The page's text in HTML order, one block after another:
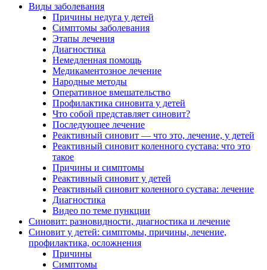
Виды заболевания
Причины недуга у детей
Симптомы заболевания
Этапы лечения
Диагностика
Немедленная помощь
Медикаментозное лечение
Народные методы
Оперативное вмешательство
Профилактика синовита у детей
Что собой представляет синовит?
Последующее лечение
Реактивный синовит — что это, лечение, у детей
Реактивный синовит коленного сустава: что это
такое
Причины и симптомы
Реактивный синовит у детей
Реактивный синовит коленного сустава: лечение
Диагностика
Видео по теме пункции
Синовит: разновидности, диагностика и лечение
Синовит у детей: симптомы, причины, лечение,
профилактика, осложнения
Причины
Симптомы